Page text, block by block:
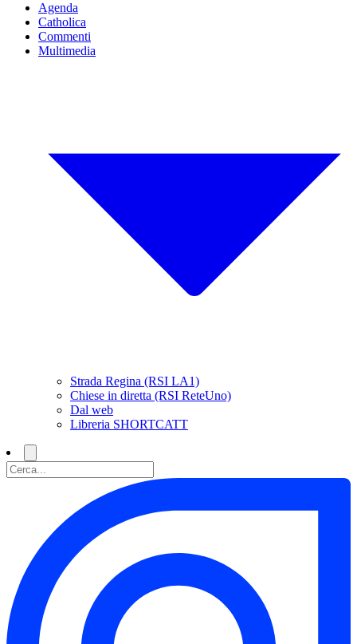
Agenda
Catholica
Commenti
Multimedia
Strada Regina (RSI LA1)
Chiese in diretta (RSI ReteUno)
Dal web
Libreria SHORTCATT